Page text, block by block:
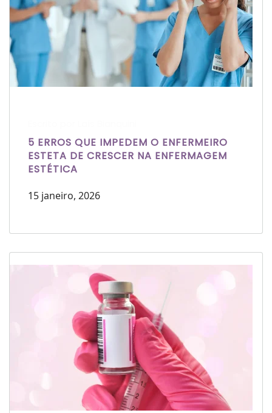
5 ERROS QUE IMPEDEM O ENFERMEIRO
ESTETA DE CRESCER NA ENFERMAGEM
ESTÉTICA
15 janeiro, 2026